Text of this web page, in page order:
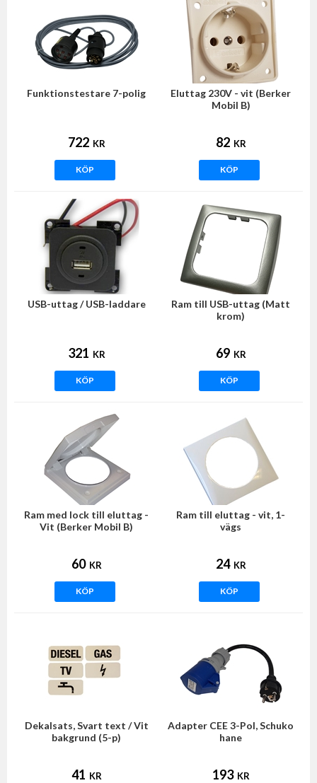
Funktionstestare 7-polig
722 KR
KÖP
Eluttag 230V - vit (Berker
Mobil B)
82 KR
KÖP
USB-uttag / USB-laddare
321 KR
KÖP
Ram till USB-uttag (Matt
krom)
69 KR
KÖP
Ram med lock till eluttag -
Vit (Berker Mobil B)
60 KR
KÖP
Ram till eluttag - vit, 1-
vägs
24 KR
KÖP
Dekalsats, Svart text / Vit
bakgrund (5-p)
41 KR
Adapter CEE 3-Pol, Schuko
hane
193 KR